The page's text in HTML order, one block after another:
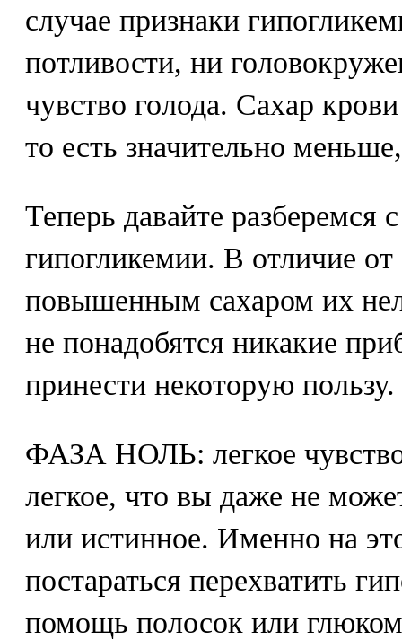
случае признаки
потливости, ни
чувство голода. Сахар
то есть значительно
Теперь давайте разберемся
гипогликемии. В отличие от
повышенным сахаром их
не понадобятся никакие
принести некоторую
ФАЗА НОЛЬ: легкое чувство
легкое, что вы даже не
или истинное. Именно на
постараться перехватить
помощь полосок или